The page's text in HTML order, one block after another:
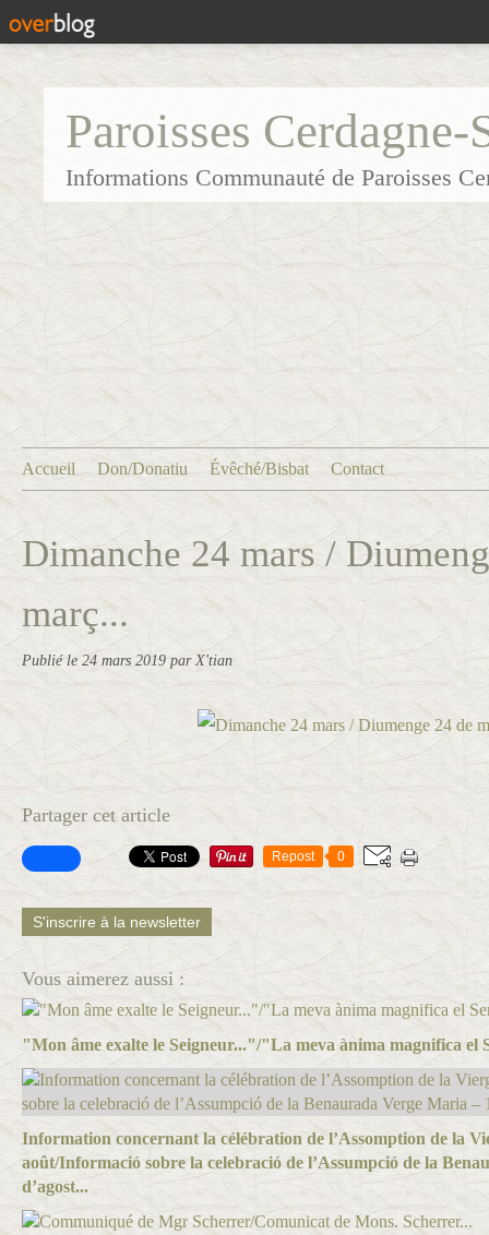
Paroisses
Informations Communauté de Paroisses
Accueil Don/Donatiu Évêché/Bisbat Contact
Dimanche 24 mars /
març...
Publié le 24 mars 2019 par X'tian
Partager cet article
Repost 0
S'inscrire à la newsletter
Vous aimerez aussi :
"Mon âme exalte le Seigneur..."/"La meva ànima magnifica el
Information concernant la célébration de l’Assomption de la
août/Informació sobre la celebració de l’Assumpció de la
d’agost...